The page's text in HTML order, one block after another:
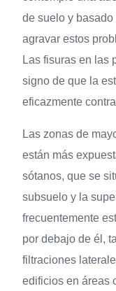
de suelo y
agravar estos
Las fisuras en las
signo de que la
eficazmente
Las zonas de
están más
sótanos, que se
subsuelo y la
frecuentemente
por debajo de él,
filtraciones
edificios en áreas